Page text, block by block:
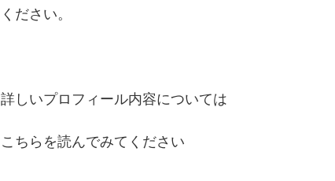
ください。
詳しいプロフィール内容については
こちらを読んでみてください